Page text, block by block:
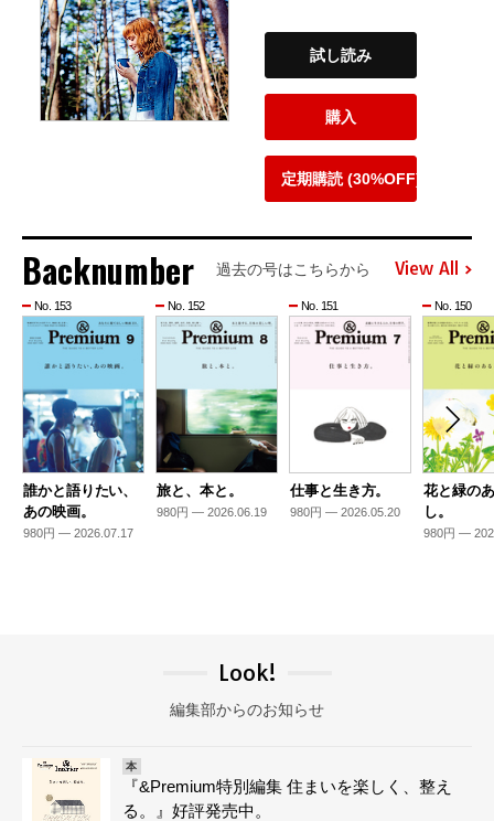
試し読み
購入
定期購読 (30%OFF)
Backnumber 過去の号はこちらから View All
No. 153
誰かと語りたい、
あの映画。
980円 — 2026.07.17
No. 152
旅と、本と。
980円 — 2026.06.19
No. 151
仕事と生き方。
980円 — 2026.05.20
No. 150
花と緑の
し。
980円 —
Look!
編集部からのお知らせ
本
『&Premium特別編集 住まいを楽しく、整え
る。』好評発売中。